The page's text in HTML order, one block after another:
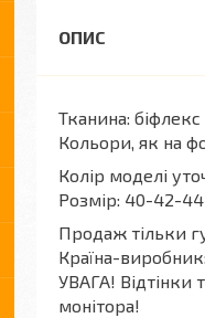
Тканина: біфлекс
Кольори, як на
Колір моделі
Розмір: 40-42-
Продаж тільки
Країна-
УВАГА! Відтінки
монітора!